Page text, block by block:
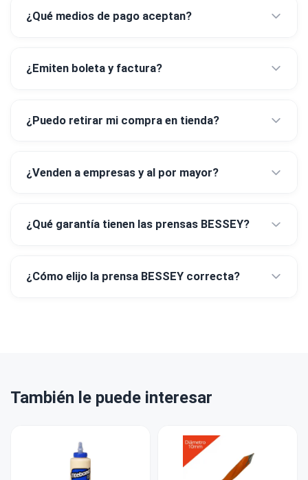
¿Qué medios de pago aceptan?
¿Emiten boleta y factura?
¿Puedo retirar mi compra en tienda?
¿Venden a empresas y al por mayor?
¿Qué garantía tienen las prensas BESSEY?
¿Cómo elijo la prensa BESSEY correcta?
También le puede interesar